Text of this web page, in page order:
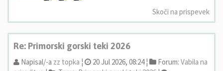
Skoči na prispevek
Re: Primorski gorski teki 2026
Napisal/-a zz topka ¦ 20 Jul 2026, 08:24 ¦ Forum: Vabila na